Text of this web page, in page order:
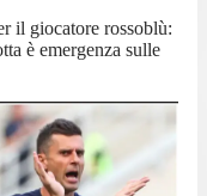
il giocatore rossoblù:
è emergenza sulle